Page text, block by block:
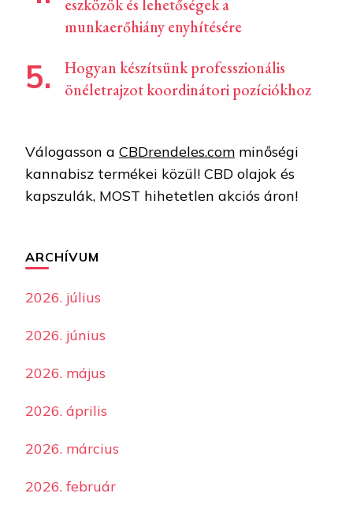
eszközök és lehetőségek a
munkaerőhiány enyhítésére
Hogyan készítsünk professzionális
önéletrajzot koordinátori pozíciókhoz
Válogasson a CBDrendeles.com minőségi
kannabisz termékei közül! CBD olajok és
kapszulák, MOST hihetetlen akciós áron!
ARCHÍVUM
2026. július
2026. június
2026. május
2026. április
2026. március
2026. február